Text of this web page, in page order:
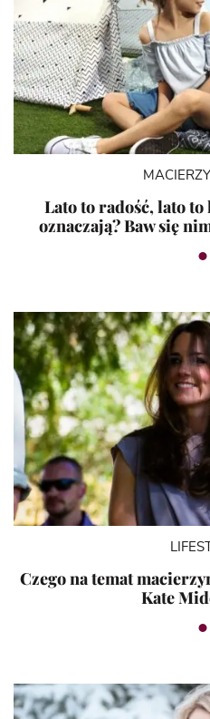
Lato to radość, lato
oznaczają? Baw się
Czego na temat
Kate